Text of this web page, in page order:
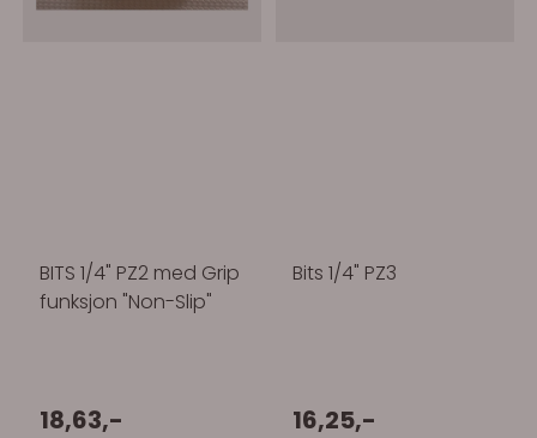
BITS 1/4" PZ2 med Grip
funksjon "Non-Slip"
18,63,-
Bits 1/4" PZ3
16,25,-